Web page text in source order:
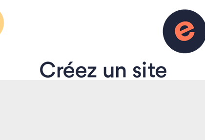
MANIFESTATIONS